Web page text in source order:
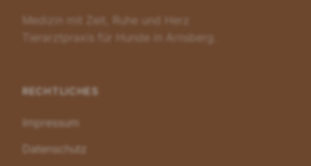
Medizin mit Zeit, Ruhe und Herz
Tierarztpraxis für Hunde in Arnsberg.
RECHTLICHES
Impressum
Datenschutz